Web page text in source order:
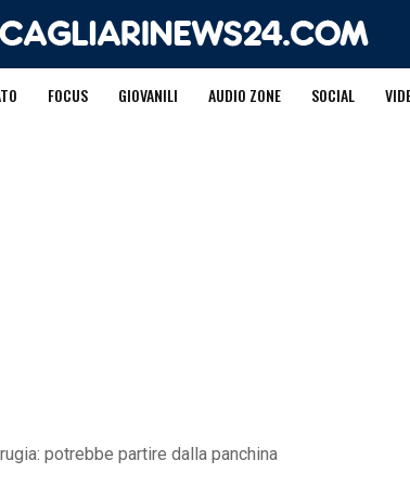
FOCUS GIOVANILI AUDIO ZONE SOCIAL
potrebbe partire dalla panchina